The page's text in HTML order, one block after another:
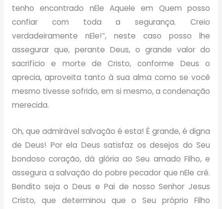
tenho encontrado nEle Aquele em Quem posso
confiar com toda a segurança. Creio
verdadeiramente nEle!”, neste caso posso lhe
assegurar que, perante Deus, o grande valor do
sacrifício e morte de Cristo, conforme Deus o
aprecia, aproveita tanto à sua alma como se você
mesmo tivesse sofrido, em si mesmo, a condenação
merecida.
Oh, que admirável salvação é esta! É grande, é digna
de Deus! Por ela Deus satisfaz os desejos do Seu
bondoso coração, dá glória ao Seu amado Filho, e
assegura a salvação do pobre pecador que nEle crê.
Bendito seja o Deus e Pai de nosso Senhor Jesus
Cristo, que determinou que o Seu próprio Filho